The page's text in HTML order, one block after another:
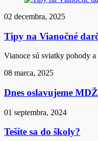
02 decembra, 2025
Tipy na Vianočné
Vianoce sú sviatky pohody a
08 marca, 2025
Dnes oslavujeme
01 septembra, 2024
Tešíte sa do školy?